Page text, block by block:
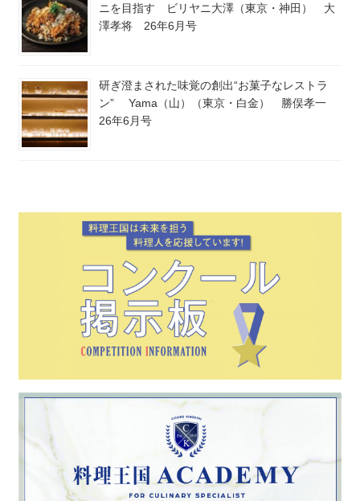
ニを目指す ビリヤニ大澤（東京・神田） 大
澤孝将 26年6月号
研ぎ澄まされた味覚の創出“お菓子なレストラ
ン” Yama（山）（東京・白金） 勝俣孝一
26年6月号